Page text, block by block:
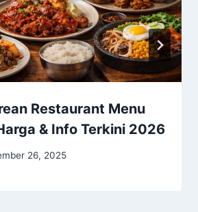
Restaurant Menu
& Info Terkini 2026
26, 2025